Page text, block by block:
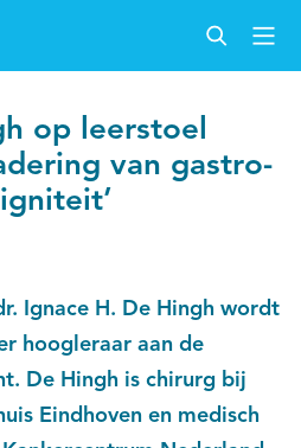
op leerstoel
van gastro-
Ignace H. De Hingh wordt
hoogleraar aan de
De Hingh is chirurg bij
Eindhoven en medisch